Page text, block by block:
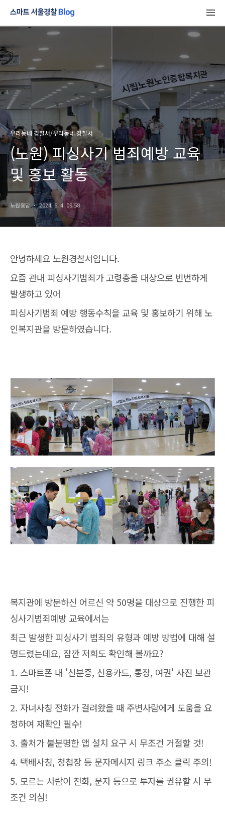
우리동네 경찰서/우리동네 경찰서
(노원) 피싱사기 범죄예방 교육
및 홍보 활동
노원홍담 2024. 6. 4. 09:58
안녕하세요 노원경찰서입니다.
요즘 관내 피싱사기범죄가 고령층을 대상으로 빈번하게
발생하고 있어
피싱사기범죄 예방 행동수칙을 교육 및 홍보하기 위해 노
인복지관을 방문하였습니다.
복지관에 방문하신 어르신 약 50명을 대상으로 진행한 피
싱사기범죄예방 교육에서는
최근 발생한 피싱사기 범죄의 유형과 예방 방법에 대해 설
명드렸는데요, 잠깐 저희도 확인해 볼까요?
1. 스마트폰 내 '신분증, 신용카드, 통장, 여권' 사진 보관
금지!
2. 자녀사칭 전화가 걸려왔을 때 주변사람에게 도움을 요
청하여 재확인 필수!
3. 출처가 불분명한 앱 설치 요구 시 무조건 거절할 것!
4. 택배사칭, 청첩장 등 문자메시지 링크 주소 클릭 주의!
5. 모르는 사람이 전화, 문자 등으로 투자를 권유할 시 무
조건 의심!